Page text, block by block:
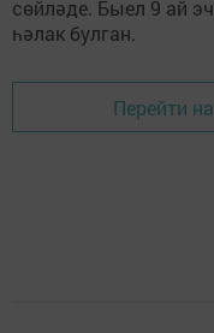
сөйләде. Быел 9 ай
һәлак булган.
Перейти